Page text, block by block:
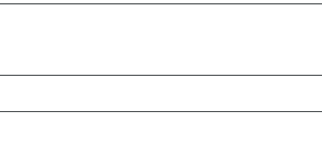
und schmaler